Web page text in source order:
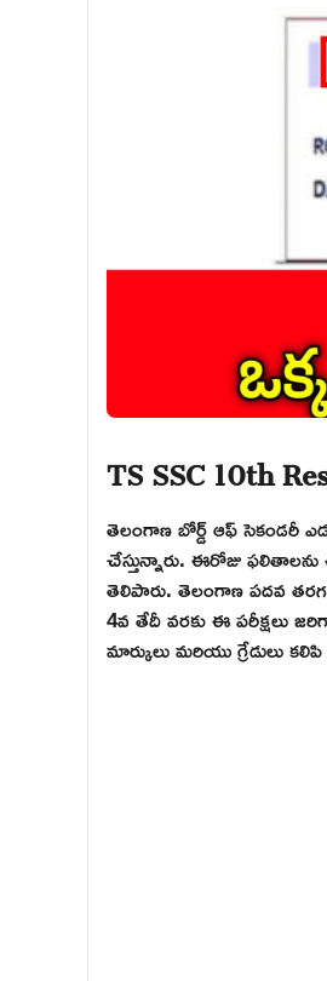
TS SSC 10th
తెలంగాణ బోర్డ్ ఆఫ్ సెకండరీ
చేస్తున్నారు. ఈరోజు
తెలిపారు. తెలంగాణ పదవ
4వ తేదీ వరకు ఈ పరీక్షలు
మార్కులు మరియు గ్రేడులు